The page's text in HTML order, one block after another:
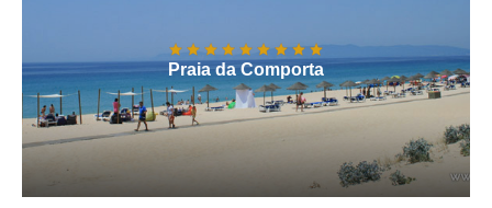
Praia da Comporta